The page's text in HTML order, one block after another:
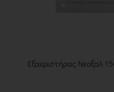
Εξαεριστήρας Νεοξαλ